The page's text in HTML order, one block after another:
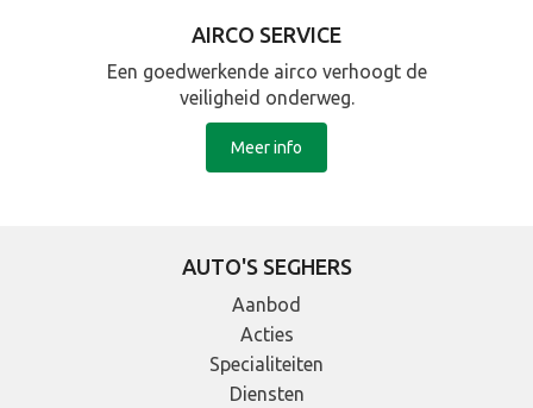
AIRCO SERVICE
Een goedwerkende airco verhoogt de
veiligheid onderweg.
Meer info
AUTO'S SEGHERS
Aanbod
Acties
Specialiteiten
Diensten